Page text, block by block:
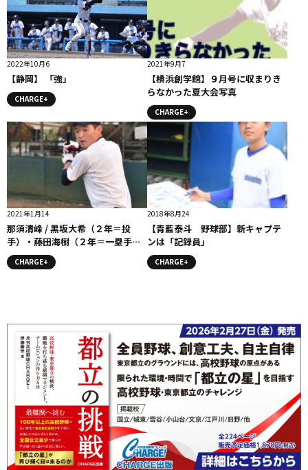
2022年10月6
【静岡】 「強」
CHARGE+
2021年9月7
【横浜創学館】９月号に収まりき
らなかった夏大会写真
CHARGE+
2021年1月14
那須清峰 / 黒坂大希（２年＝投
手）・藤田海樹（２年＝一塁手）
＃那須清峰
CHARGE+
2018年8月24
【青藍泰斗 野球部】新キャプテ
ンは「記録員」
CHARGE+